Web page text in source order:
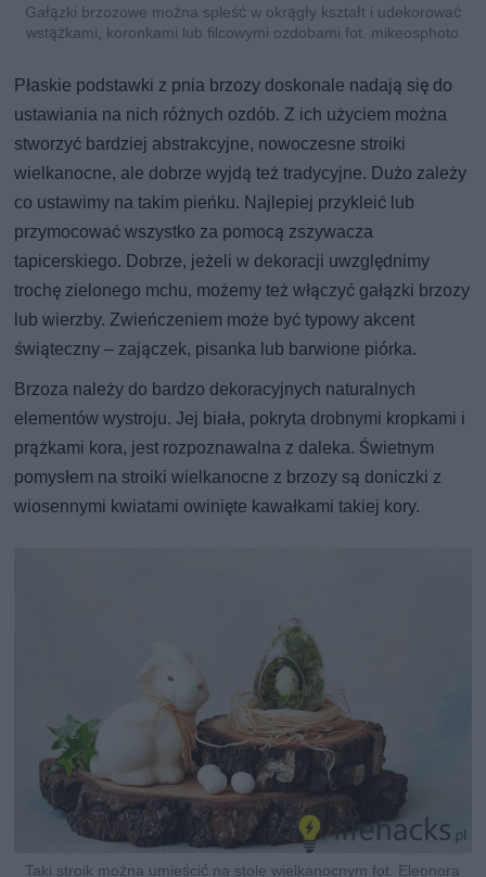
Gałązki brzozowe można spleść w okrągły kształt i udekorować
wstążkami, koronkami lub filcowymi ozdobami fot. mikeosphoto
Płaskie podstawki z pnia brzozy doskonale nadają się do
ustawiania na nich różnych ozdób. Z ich użyciem można
stworzyć bardziej abstrakcyjne, nowoczesne stroiki
wielkanocne, ale dobrze wyjdą też tradycyjne. Dużo zależy
co ustawimy na takim pieńku. Najlepiej przykleić lub
przymocować wszystko za pomocą zszywacza
tapicerskiego. Dobrze, jeżeli w dekoracji uwzględnimy
trochę zielonego mchu, możemy też włączyć gałązki brzozy
lub wierzby. Zwieńczeniem może być typowy akcent
świąteczny – zajączek, pisanka lub barwione piórka.
Brzoza należy do bardzo dekoracyjnych naturalnych
elementów wystroju. Jej biała, pokryta drobnymi kropkami i
prążkami kora, jest rozpoznawalna z daleka. Świetnym
pomysłem na stroiki wielkanocne z brzozy są doniczki z
wiosennymi kwiatami owinięte kawałkami takiej kory.
Taki stroik można umieścić na stole wielkanocnym fot. Eleonora